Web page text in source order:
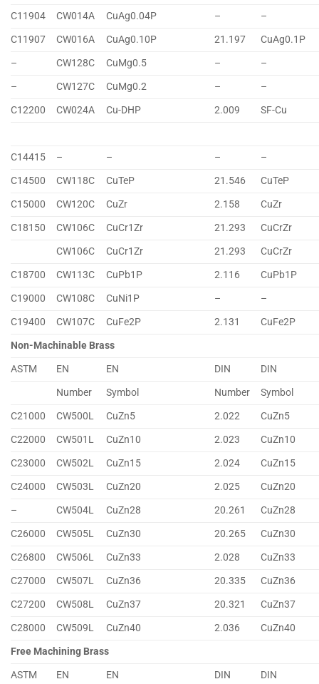
C11904
CW014A CuAg0.04P –
–
C11907
CW016A CuAg0.10P 21.197
CuAg0.1P
–
CW128C CuMg0.5 –
–
–
CW127C CuMg0.2 –
–
C12200
CW024A Cu-DHP 2.009 SF-Cu
C14415 – – –
–
C14500
CW118C CuTeP 21.546
CuTeP
C15000
CW120C CuZr 2.158
CuZr
C18150
CW106C CuCr1Zr 21.293
CuCrZr
CW106C
CuCr1Zr 21.293
CuCrZr
C18700
CW113C CuPb1P 2.116
CuPb1P
C19000
CW108C CuNi1P –
–
C19400
CW107C CuFe2P 2.131
CuFe2P
Non-Machinable Brass
ASTM
EN EN DIN
DIN
Number
Symbol Number
Symbol
C21000
CW500L CuZn5 2.022
CuZn5
C22000
CW501L CuZn10 2.023
CuZn10
C23000
CW502L CuZn15 2.024
CuZn15
C24000
CW503L CuZn20 2.025
CuZn20
–
CW504L CuZn28 20.261
CuZn28
C26000
CW505L CuZn30 20.265
CuZn30
C26800
CW506L CuZn33 2.028
CuZn33
C27000
CW507L CuZn36 20.335
CuZn36
C27200
CW508L CuZn37 20.321
CuZn37
C28000
CW509L CuZn40 2.036
CuZn40
Free Machining Brass
ASTM
EN EN DIN DIN